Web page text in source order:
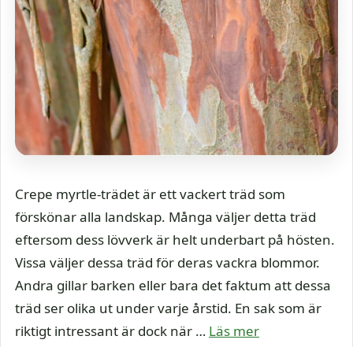
Crepe myrtle-trädet är ett vackert träd som
förskönar alla landskap. Många väljer detta träd
eftersom dess lövverk är helt underbart på hösten.
Vissa väljer dessa träd för deras vackra blommor.
Andra gillar barken eller bara det faktum att dessa
träd ser olika ut under varje årstid. En sak som är
riktigt intressant är dock när … Läs mer